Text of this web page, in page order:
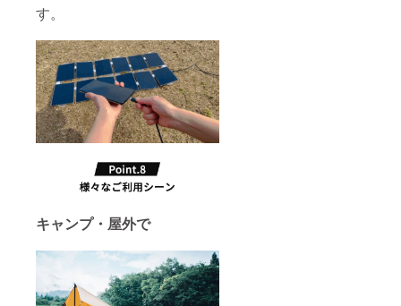
す。
キャンプ・屋外で